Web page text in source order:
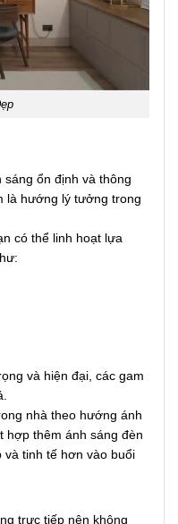
ổn định và thông
là hướng lý tưởng trong
có thể linh hoạt lựa
và hiện đại, các gam
nhà theo hướng ánh
hợp thêm ánh sáng đèn
và tinh tế hơn vào buổi
trực tiếp nên không